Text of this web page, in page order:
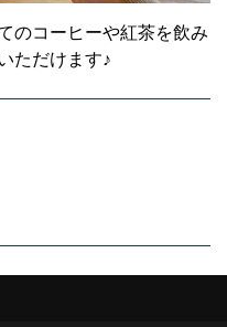
のコーヒーや紅茶を飲み
ただけます♪